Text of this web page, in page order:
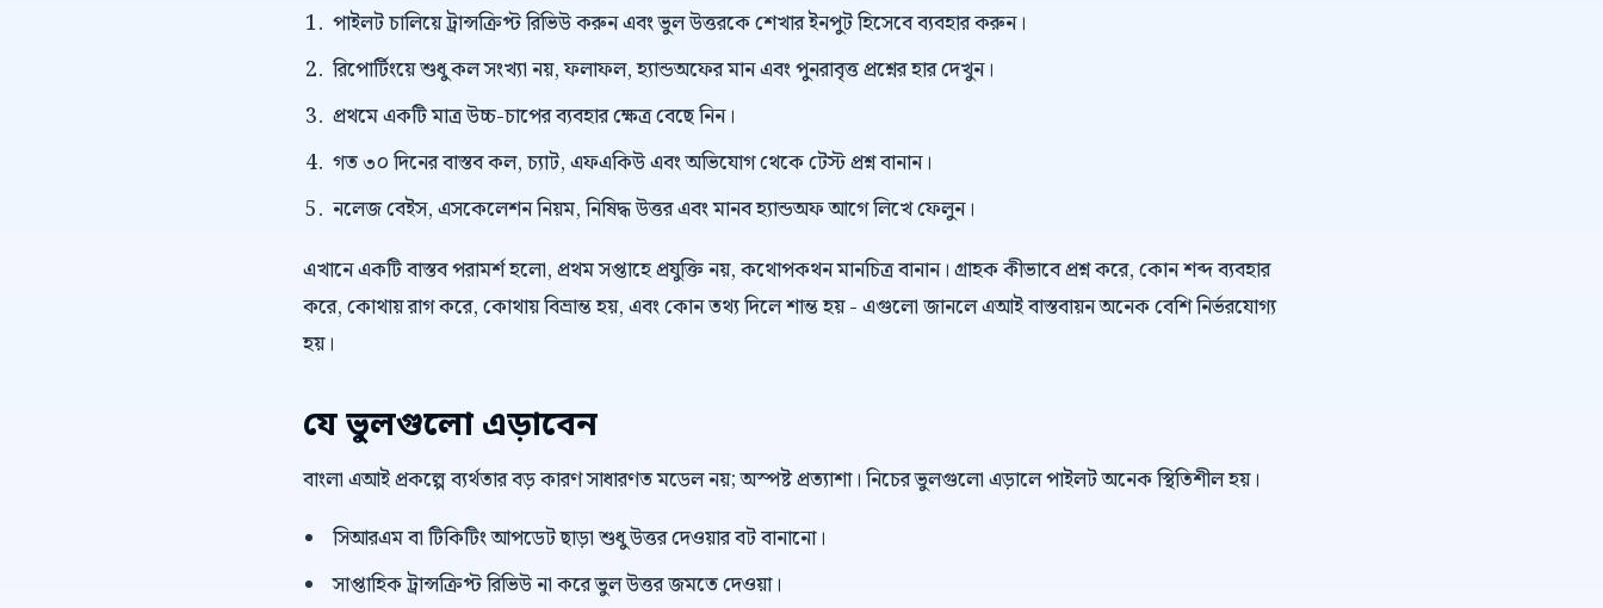
পাইলট চালিয়ে ট্রান্সক্রিপ্ট রিভিউ করুন এবং ভুল উত্তরকে শেখার ইনপুট হিসেবে ব্যবহার করুন।
রিপোর্টিংয়ে শুধু কল সংখ্যা নয়, ফলাফল, হ্যান্ডঅফের মান এবং পুনরাবৃত্ত প্রশ্নের হার দেখুন।
প্রথমে একটি মাত্র উচ্চ-চাপের ব্যবহার ক্ষেত্র বেছে নিন।
গত ৩০ দিনের বাস্তব কল, চ্যাট, এফএকিউ এবং অভিযোগ থেকে টেস্ট প্রশ্ন বানান।
নলেজ বেইস, এসকেলেশন নিয়ম, নিষিদ্ধ উত্তর এবং মানব হ্যান্ডঅফ আগে লিখে ফেলুন।
এখানে একটি বাস্তব পরামর্শ হলো, প্রথম সপ্তাহে প্রযুক্তি নয়, কথোপকথন মানচিত্র বানান। গ্রাহক কীভাবে প্রশ্ন করে, কোন শব্দ ব্যবহার
করে, কোথায় রাগ করে, কোথায় বিভ্রান্ত হয়, এবং কোন তথ্য দিলে শান্ত হয় - এগুলো জানলে এআই বাস্তবায়ন অনেক বেশি নির্ভরযোগ্য
হয়।
যে ভুলগুলো এড়াবেন
বাংলা এআই প্রকল্পে ব্যর্থতার বড় কারণ সাধারণত মডেল নয়; অস্পষ্ট প্রত্যাশা। নিচের ভুলগুলো এড়ালে পাইলট অনেক স্থিতিশীল হয়।
সিআরএম বা টিকিটিং আপডেট ছাড়া শুধু উত্তর দেওয়ার বট বানানো।
সাপ্তাহিক ট্রান্সক্রিপ্ট রিভিউ না করে ভুল উত্তর জমতে দেওয়া।